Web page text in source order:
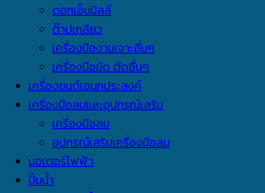
ดอกเอ็นมิลล์
ต๊าปเกลียว
เครื่องมืองานเจาะอื่นๆ
เครื่องมือขัด ตัดอื่นๆ
เครื่องยนต์เอนกประสงค์
เครื่องมือลมและอุปกรณ์เสริม
เครื่องมือลม
อุปกรณ์เสริมเครื่องมือลม
มอเตอร์ไฟฟ้า
ปั๊มน้ำ